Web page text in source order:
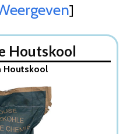
]
Paraguay houtskool
van 2026
Houtskool
Houtskool